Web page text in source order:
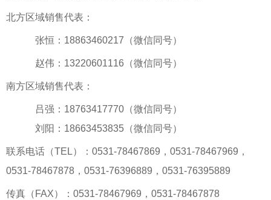
北方区域销售代表：
张恒：18863460217（微信同号）
赵伟：13220601116（微信同号）
南方区域销售代表：
吕强：18763417770（微信同号）
刘阳：18663453835（微信同号）
联系电话（TEL）：0531-78467869，0531-78467969，
0531-78467878，0531-76396889，0531-76395889
传真（FAX）：0531-78467969，0531-78467878